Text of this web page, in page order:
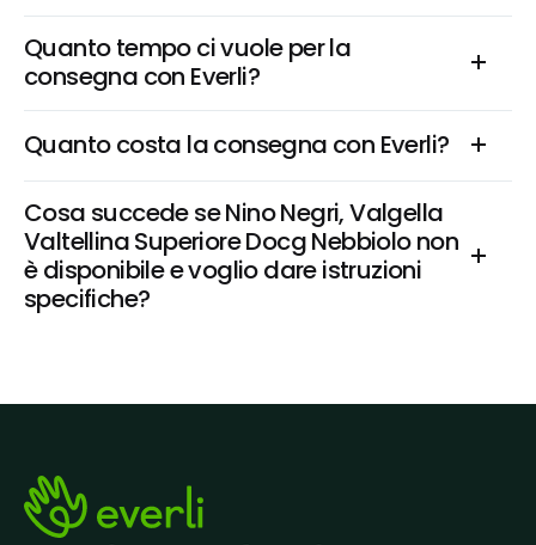
Quanto tempo ci vuole per la
consegna con Everli?
Quanto costa la consegna con Everli?
Cosa succede se Nino Negri, Valgella
Valtellina Superiore Docg Nebbiolo non
è disponibile e voglio dare istruzioni
specifiche?